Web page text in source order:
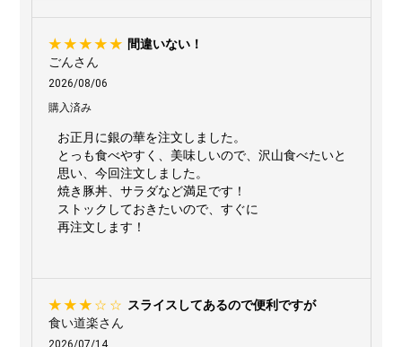
間違いない！
ごんさん
2026/08/06
購入済み
お正月に銀の華を注文しました。
とっも食べやすく、美味しいので、沢山食べたいと
思い、今回注文しました。
焼き豚丼、サラダなど満足です！
ストックしておきたいので、すぐに
再注文します！
スライスしてあるので便利ですが
食い道楽さん